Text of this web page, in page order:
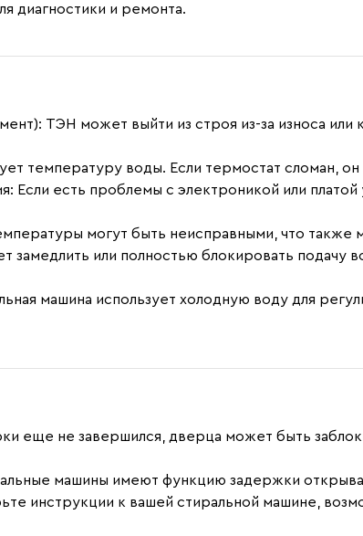
диагностики и ремонта.
ТЭН может выйти из строя из-за износа
температуру воды. Если термостат сломан,
Если есть проблемы с электроникой или
могут быть неисправными, что
замедлить или полностью блокировать подачу
машина использует холодную воду для
еще не завершился, дверца может быть
машины имеют функцию задержки
инструкции к вашей стиральной машине,